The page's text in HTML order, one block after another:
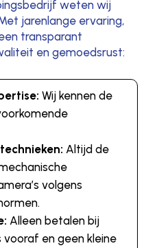
weten wij
jarenlange ervaring,
transparant
en gemoedsrust:
Wij kennen de
Altijd de
volgens
Alleen betalen bij
en geen kleine